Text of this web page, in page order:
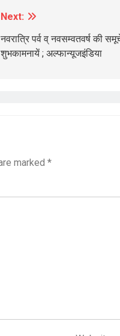
Next:
नवरात्रि पर्व व् नवसम्वतवर्ष की
शुभकामनायें ; अल्फान्यूजइंडिया
marked *